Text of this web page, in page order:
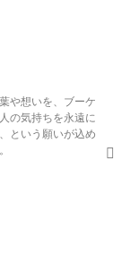
や想いを、ブーケ
の気持ちを永遠に
という願いが込め